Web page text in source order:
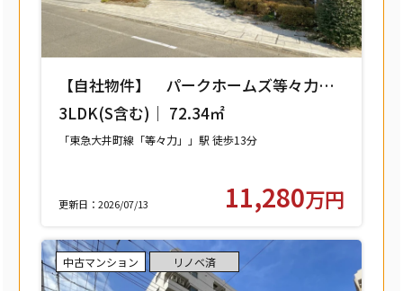
【自社物件】 パークホームズ等々力レ
ジデンススクエア 208号室 【世田谷区
中町】
3LDK(S含む)｜ 72.34㎡
「東急大井町線「等々力」」駅 徒歩13分
更新日：2026/07/13 11,280万円
中古マンション リノベ済